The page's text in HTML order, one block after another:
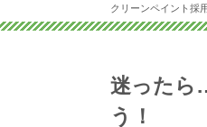
クリーンペイント採
迷ったら
う！